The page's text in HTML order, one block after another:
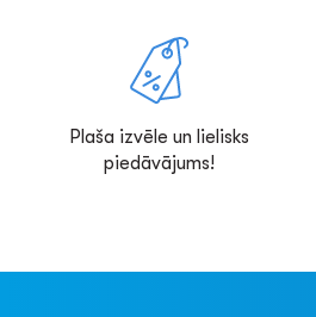
Plaša izvēle un lielisks
piedāvājums!